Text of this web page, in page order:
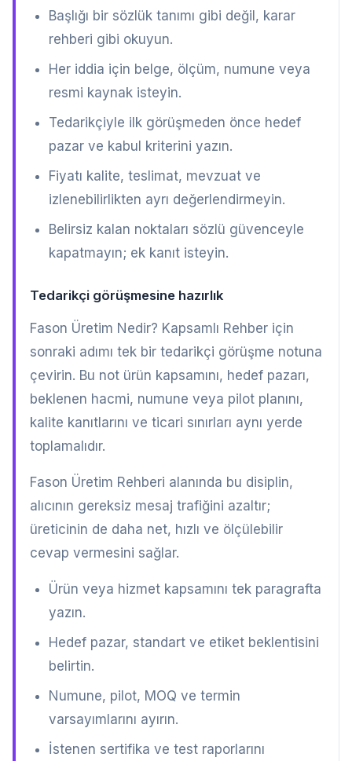
Başlığı bir sözlük tanımı gibi değil, karar
rehberi gibi okuyun.
Her iddia için belge, ölçüm, numune veya
resmi kaynak isteyin.
Tedarikçiyle ilk görüşmeden önce hedef
pazar ve kabul kriterini yazın.
Fiyatı kalite, teslimat, mevzuat ve
izlenebilirlikten ayrı değerlendirmeyin.
Belirsiz kalan noktaları sözlü güvenceyle
kapatmayın; ek kanıt isteyin.
Tedarikçi görüşmesine hazırlık
Fason Üretim Nedir? Kapsamlı Rehber için
sonraki adımı tek bir tedarikçi görüşme notuna
çevirin. Bu not ürün kapsamını, hedef pazarı,
beklenen hacmi, numune veya pilot planını,
kalite kanıtlarını ve ticari sınırları aynı yerde
toplamalıdır.
Fason Üretim Rehberi alanında bu disiplin,
alıcının gereksiz mesaj trafiğini azaltır;
üreticinin de daha net, hızlı ve ölçülebilir
cevap vermesini sağlar.
Ürün veya hizmet kapsamını tek paragrafta
yazın.
Hedef pazar, standart ve etiket beklentisini
belirtin.
Numune, pilot, MOQ ve termin
varsayımlarını ayırın.
İstenen sertifika ve test raporlarını